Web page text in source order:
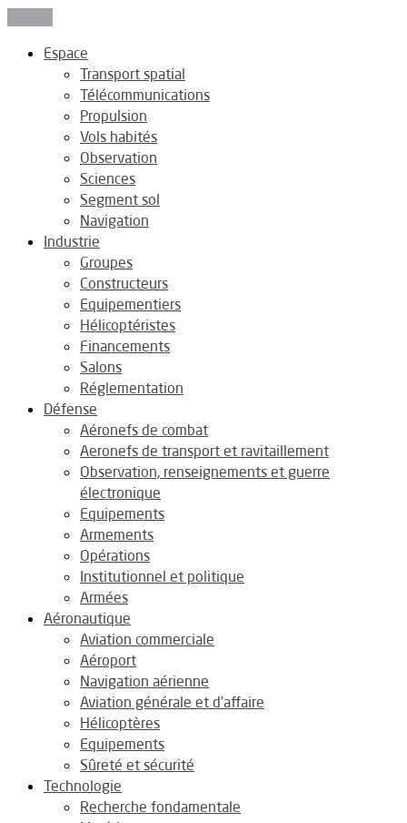
Espace
Transport spatial
Télécommunications
Propulsion
Vols habités
Observation
Sciences
Segment sol
Navigation
Industrie
Groupes
Constructeurs
Equipementiers
Hélicoptéristes
Financements
Salons
Réglementation
Défense
Aéronefs de combat
Aeronefs de transport et ravitaillement
Observation, renseignements et guerre
électronique
Equipements
Armements
Opérations
Institutionnel et politique
Armées
Aéronautique
Aviation commerciale
Aéroport
Navigation aérienne
Aviation générale et d’affaire
Hélicoptères
Equipements
Sûreté et sécurité
Technologie
Recherche fondamentale